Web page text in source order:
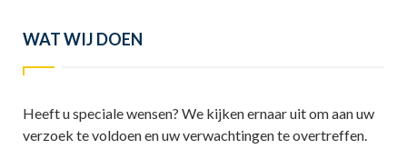
WAT WIJ DOEN
Heeft u speciale wensen? We kijken ernaar uit om aan uw
verzoek te voldoen en uw verwachtingen te overtreffen.